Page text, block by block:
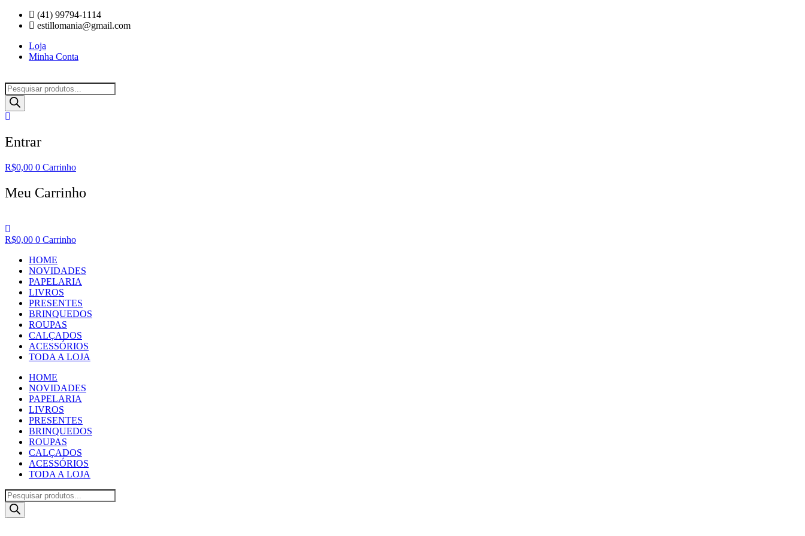
para
conteúdo
(41) 99794-1114
estillomania@gmail.com
Loja
Minha Conta
Pesquisar
produtos
Entrar
R$0,00 0 Carrinho
Meu Carrinho
R$0,00 0 Carrinho
HOME
NOVIDADES
PAPELARIA
LIVROS
PRESENTES
BRINQUEDOS
ROUPAS
CALÇADOS
ACESSÓRIOS
TODA A LOJA
HOME
NOVIDADES
PAPELARIA
LIVROS
PRESENTES
BRINQUEDOS
ROUPAS
CALÇADOS
ACESSÓRIOS
TODA A LOJA
Pesquisar
produtos